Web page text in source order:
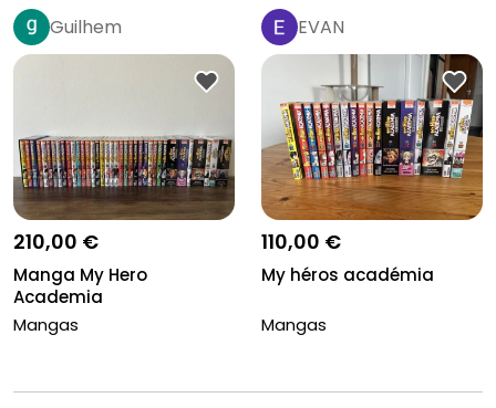
Guilhem
210,00 €
Manga My Hero
Academia
Mangas
EVAN
110,00 €
My héros académia
Mangas